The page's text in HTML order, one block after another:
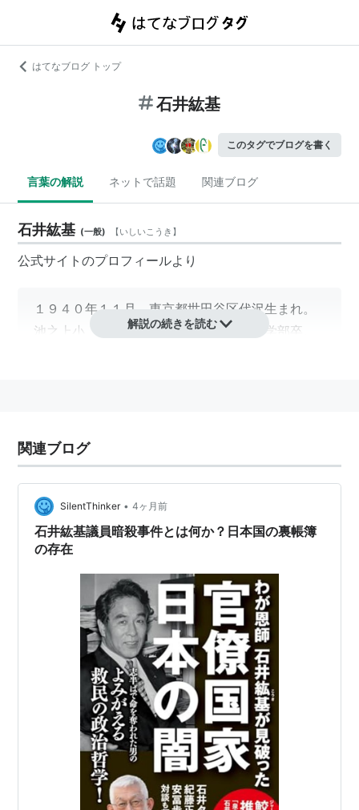
はてなブログ トップ
石井紘基
このタグでブログを書く
言葉の解説 ネットで話題 関連ブログ
石井紘基 (一般) 【いしいこうき 】
公式サイトのプロフィールより
１９４０年１１月 東京都世田谷区代沢生まれ。
池之上小、成城学園中・高、中央大学法学部卒。
労働・商工・安全保障各委員会理事、総務庁政務
会理事を歴任。
自社さ連立時代に国民会計検査院を創設し代表を
務め、零細企業の経営環境整備議員の会幹事長、
日米議員連盟副会長、男女共同参画委副会長など
国会Ｇメン室長。
衆院災害特別委員長、決算行政監視委員、および
民主党東京都連副会長在任中に帰らぬ人となる
（2002・10・25）。
2005年11月15日、最高裁判所にて
殺害犯の伊藤白水 の無期懲役が確定
解説の続きを読む
関連ブログ
SilentThinker • 4ヶ月前
石井紘基議員暗殺事件とは何か？日本国の裏帳簿
の存在